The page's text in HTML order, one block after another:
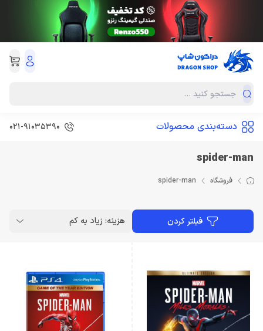
دسته‌بندی محصولات 021-91035390
spider-man
فروشگاه spider-man
فیلتر کردن هزینه: زیاد به کم